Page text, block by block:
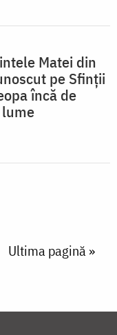
Matei din
pe Sfinții
încă de
Last page
Ultima pagină »